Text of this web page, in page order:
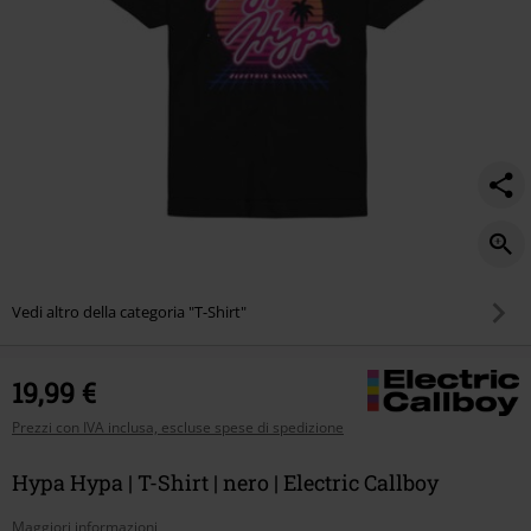
Vedi altro della categoria "T-Shirt"
19,99 €
Prezzi con IVA inclusa, escluse spese di spedizione
Hypa Hypa | T-Shirt | nero | Electric Callboy
Maggiori informazioni